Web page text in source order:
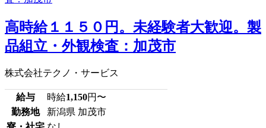
高時給１１５０円。未経験者大歓迎。製
品組立・外観検査：加茂市
株式会社テクノ・サービス
給与 時給1,150円〜
勤務地
新潟県 加茂市